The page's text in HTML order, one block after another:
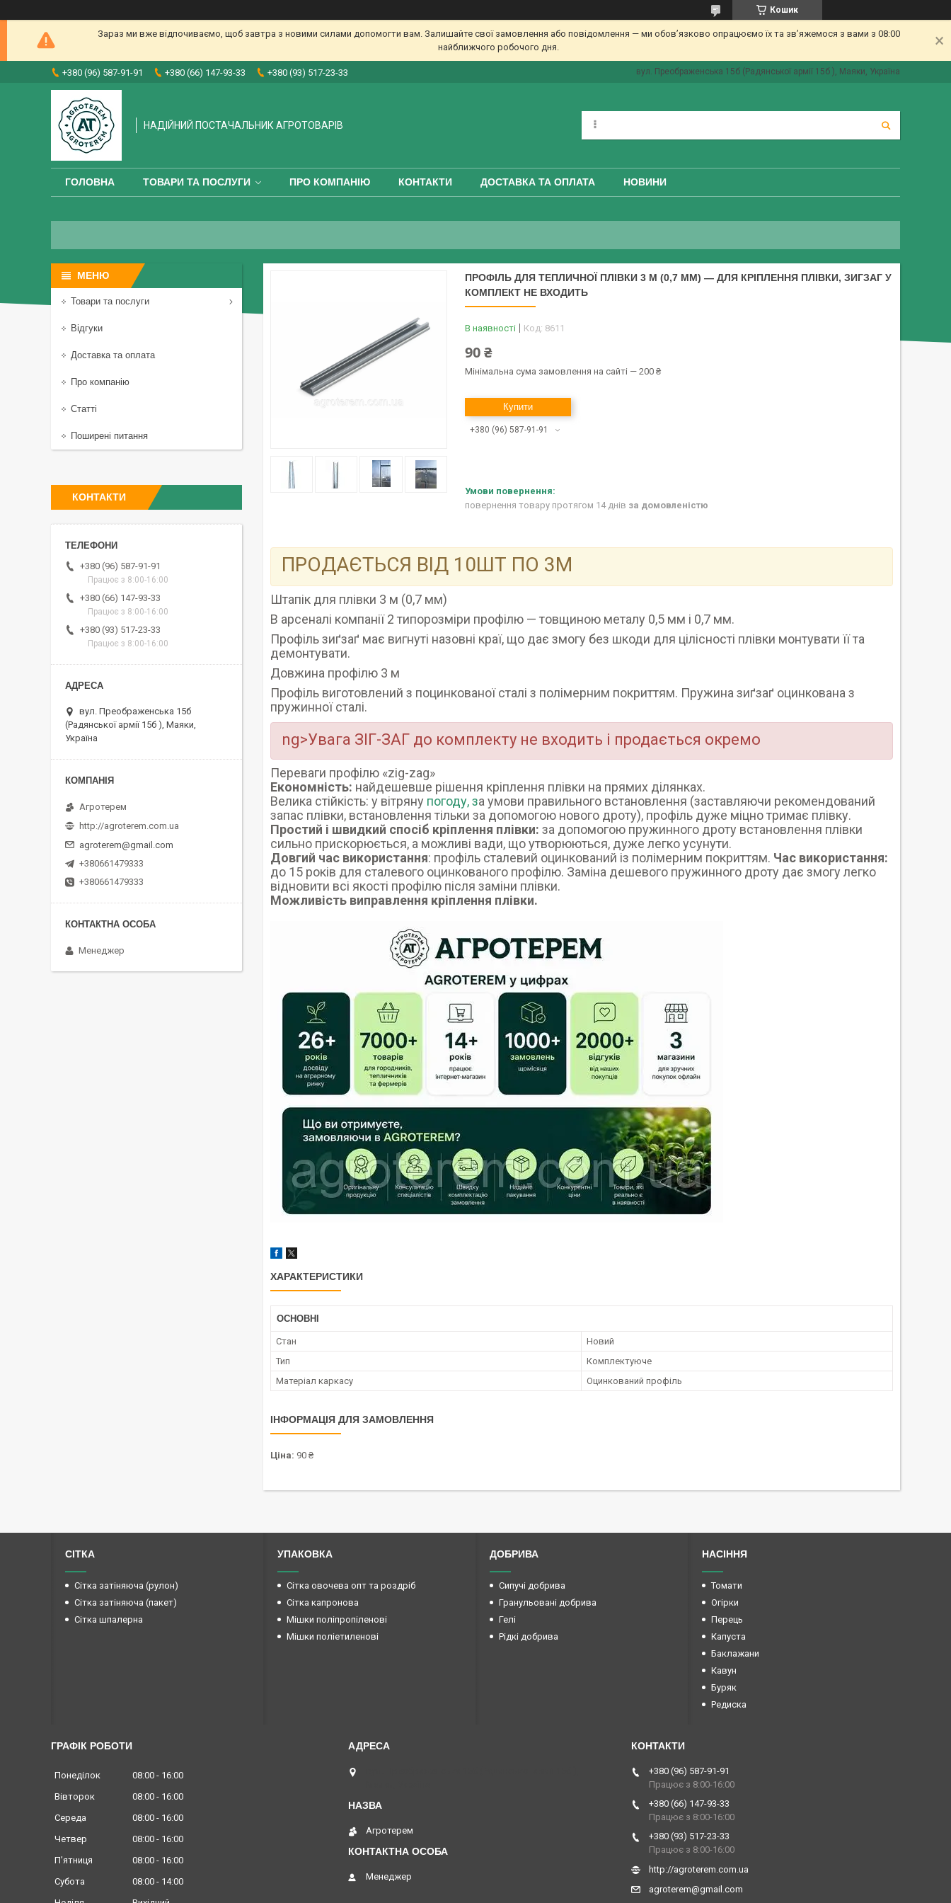
Кошик
Зараз ми вже відпочиваємо, щоб завтра з новими силами допомогти вам. Залишайте свої замовлення або повідомлення — ми обов’язково опрацюємо їх та зв’яжемося з вами з 08:00
найближчого робочого дня.
+380 (96) 587-91-91 +380 (66) 147-93-33 +380 (93) 517-23-33 вул. Преображенська 15б (Радянської армії 15б ), Маяки, Україна
НАДІЙНИЙ ПОСТАЧАЛЬНИК АГРОТОВАРІВ
ГОЛОВНА ТОВАРИ ТА ПОСЛУГИ ПРО КОМПАНІЮ КОНТАКТИ ДОСТАВКА ТА ОПЛАТА НОВИНИ
ПРОФІЛЬ ДЛЯ ТЕПЛИЧНОЇ ПЛІВКИ 3 М (0,7 ММ) — ДЛЯ КРІПЛЕННЯ ПЛІВКИ, ЗИГЗАГ У
КОМПЛЕКТ НЕ ВХОДИТЬ
В наявності Код: 8611
90 ₴
Мінімальна сума замовлення на сайті — 200 ₴
Купити
+380 (96) 587-91-91
повернення товару протягом 14 днів за домовленістю
ПРОДАЄТЬСЯ ВІД 10ШТ ПО 3М
Штапік для плівки 3 м (0,7 мм)
В арсеналі компанії 2 типорозміри профілю — товщиною металу 0,5 мм і 0,7 мм.
Профіль зиґзаґ має вигнуті назовні краї, що дає змогу без шкоди для цілісності плівки монтувати її та
демонтувати.
Довжина профілю 3 м
Профіль виготовлений з поцинкованої сталі з полімерним покриттям. Пружина зиґзаґ оцинкована з
пружинної сталі.
ng>Увага ЗІГ-ЗАГ до комплекту не входить і продається окремо
Переваги профілю «zig-zag»
Економність: найдешевше рішення кріплення плівки на прямих ділянках.
Велика стійкість: у вітряну погоду, за умови правильного встановлення (заставляючи рекомендований
запас плівки, встановлення тільки за допомогою нового дроту), профіль дуже міцно тримає плівку.
Простий і швидкий спосіб кріплення плівки: за допомогою пружинного дроту встановлення плівки
сильно прискорюється, а можливі вади, що утворюються, дуже легко усунути.
Довгий час використання: профіль сталевий оцинкований із полімерним покриттям. Час використання:
до 15 років для сталевого оцинкованого профілю. Заміна дешевого пружинного дроту дає змогу легко
відновити всі якості профілю після заміни плівки.
Можливість виправлення кріплення плівки.
ХАРАКТЕРИСТИКИ
ОСНОВНІ
Стан
Новий
Тип
Комплектуюче
Матеріал каркасу
Оцинкований профіль
ІНФОРМАЦІЯ ДЛЯ ЗАМОВЛЕННЯ
Ціна: 90 ₴
Товари та послуги
Відгуки
Доставка та оплата
Про компанію
Статті
Поширені питання
КОНТАКТИ
+380 (96) 587-91-91
Працює з 8:00-16:00
+380 (66) 147-93-33
Працює з 8:00-16:00
+380 (93) 517-23-33
Працює з 8:00-16:00
вул. Преображенська 15б
(Радянської армії 15б ), Маяки,
Україна
Агротерем
http://agroterem.com.ua
agroterem@gmail.com
+380661479333
+380661479333
Менеджер
СІТКА
Сітка затіняюча (рулон)
Сітка затіняюча (пакет)
Сітка шпалерна
УПАКОВКА
Сітка овочева опт та роздріб
Сітка капронова
Мішки поліпропіленові
Мішки поліетиленові
ДОБРИВА
Сипучі добрива
Гранульовані добрива
Гелі
Рідкі добрива
НАСІННЯ
Томати
Огірки
Перець
Капуста
Баклажани
Кавун
Буряк
Редиска
ГРАФІК РОБОТИ
Понеділок 08:00
16:00
Вівторок
08:00
16:00
Середа
08:00
16:00
Четвер
08:00
16:00
Пʼятниця
08:00
16:00
Субота
08:00
14:00
Агротерем
Менеджер
+380 (96) 587-91-91
Працює з 8:00-16:00
+380 (66) 147-93-33
Працює з 8:00-16:00
+380 (93) 517-23-33
Працює з 8:00-16:00
http://agroterem.com.ua
agroterem@gmail.com